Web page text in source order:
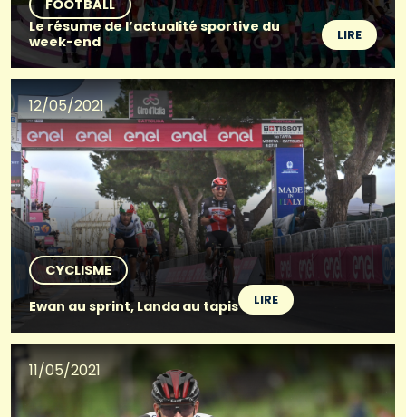
FOOTBALL
Le résume de l’actualité sportive du
week-end
LIRE
12/05/2021
CYCLISME
Ewan au sprint, Landa au tapis
LIRE
11/05/2021